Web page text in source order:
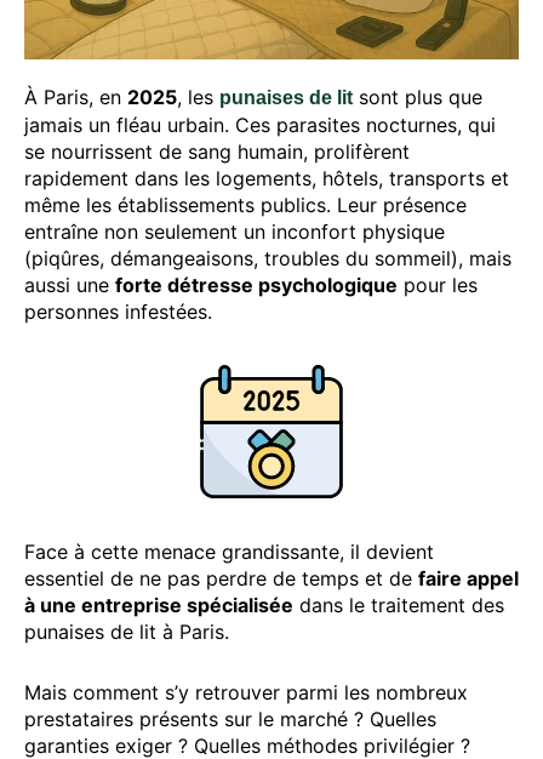
À Paris, en 2025, les punaises de lit sont plus que
jamais un fléau urbain. Ces parasites nocturnes, qui
se nourrissent de sang humain, prolifèrent
rapidement dans les logements, hôtels, transports et
même les établissements publics. Leur présence
entraîne non seulement un inconfort physique
(piqûres, démangeaisons, troubles du sommeil), mais
aussi une forte détresse psychologique pour les
personnes infestées.
Face à cette menace grandissante, il devient
essentiel de ne pas perdre de temps et de faire appel
à une entreprise spécialisée dans le traitement des
punaises de lit à Paris.
Mais comment s’y retrouver parmi les nombreux
prestataires présents sur le marché ? Quelles
garanties exiger ? Quelles méthodes privilégier ?